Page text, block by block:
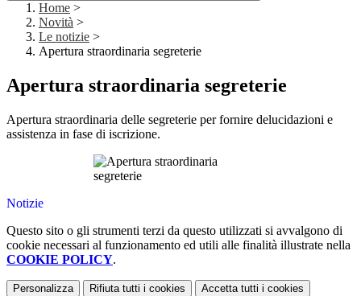
Home >
Novità >
Le notizie >
Apertura straordinaria segreterie
Apertura straordinaria segreterie
Apertura straordinaria delle segreterie per fornire delucidazioni e
assistenza in fase di iscrizione.
Notizie
Questo sito o gli strumenti terzi da questo utilizzati si avvalgono di
cookie necessari al funzionamento ed utili alle finalità illustrate nella
COOKIE POLICY.
Personalizza Rifiuta tutti i cookies Accetta tutti i cookies